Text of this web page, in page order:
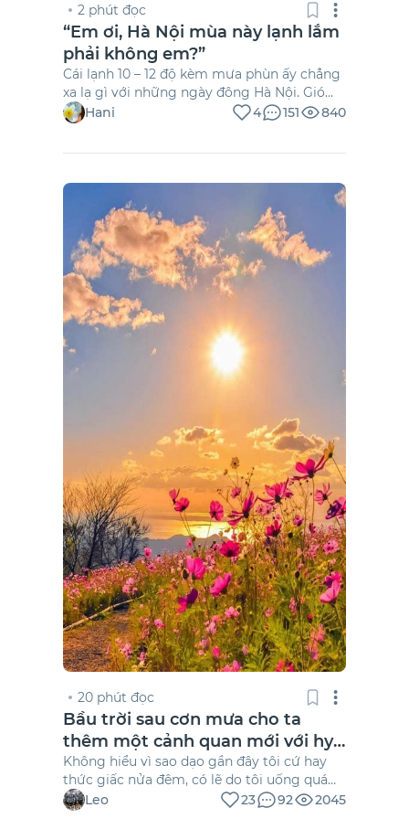
2 phút đọc
“Em ơi, Hà Nội mùa này lạnh lắm
phải không em?”
Cái lạnh 10 – 12 độ kèm mưa phùn ấy chẳng
xa lạ gì với những ngày đông Hà Nội. Gió
len lỏi qua từng ngõ nhỏ, từng tán cây,
Hani 4 151 840
20 phút đọc
Bầu trời sau cơn mưa cho ta
thêm một cảnh quan mới với hy
vọng mới
Không hiểu vì sao dạo gần đây tôi cứ hay
thức giấc nửa đêm, có lẽ do tôi uống quá
nhiều cà phê. Bên ngoài trời mưa. Âm
thanh rất lớn, tiếng mưa gõ lộp độp trên
Leo 23 92 2045